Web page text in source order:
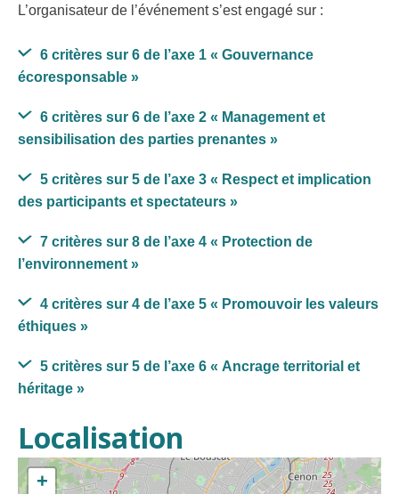
L’organisateur de l’événement s’est engagé sur :
6 critères sur 6 de l’axe 1 « Gouvernance
écoresponsable »
6 critères sur 6 de l’axe 2 « Management et
sensibilisation des parties prenantes »
5 critères sur 5 de l’axe 3 « Respect et implication
des participants et spectateurs »
7 critères sur 8 de l’axe 4 « Protection de
l’environnement »
4 critères sur 4 de l’axe 5 « Promouvoir les valeurs
éthiques »
5 critères sur 5 de l’axe 6 « Ancrage territorial et
héritage »
Localisation
+